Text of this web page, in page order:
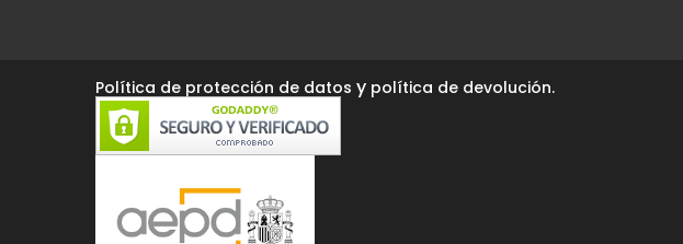
Política de protección de datos y política de devolución.